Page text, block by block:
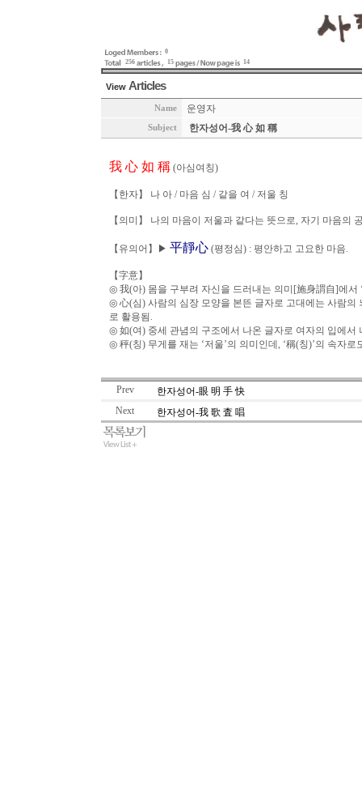
0
256
15 14
View Articles
Name 운영자
Subject 한자성어-我 心 如 稱
我 心 如 稱 (아심여칭)
【한자】 나 아 / 마음 심 / 같을 여 / 저울 칭
【의미】 나의 마음이 저울과 같다는 뜻으로, 자기 마음의
【유의어】▶ 平靜心 (평정심) : 평안하고 고요한 마음.
【字意】
◎ 我(아) 몸을 구부려 자신을 드러내는 의미[施身謂自]에서
◎ 心(심) 사람의 심장 모양을 본뜬 글자로 고대에는 사람의
로 활용됨.
◎ 如(여) 중세 관념의 구조에서 나온 글자로 여자의 입에서
◎ 秤(칭) 무게를 재는 ‘저울’의 의미인데, ‘稱(칭)’의 속자로
Prev
한자성어-眼 明 手 快
Next
한자성어-我 歌 査 唱